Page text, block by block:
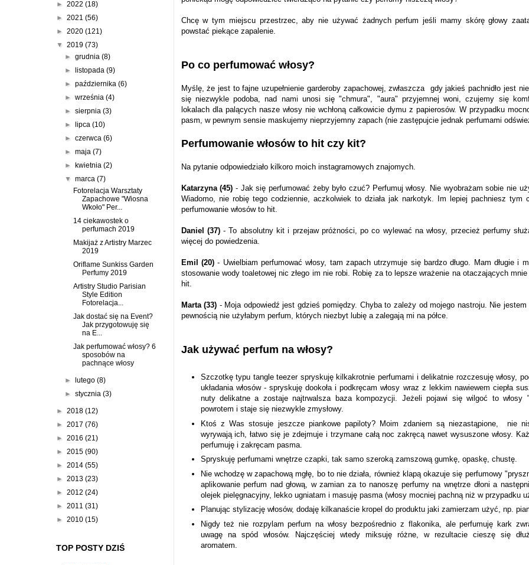
Chcę w tym miejscu przestrzec, aby nie używać żadnych perfum jeśli mamy skórę głowy
powstać piekące zapalenie.
Po co perfumować włosy?
Myślę, że jest to fajne uzupełnienie garderoby zapachowej, zwłaszcza
gdy jakieś pachnidło jest
się niezwykle podoba, nad nami unosi się "chmura", "aura" przyjemnej woni, czujemy się
lokalach dla palących nasze włosy nie wchłoną całkowicie dymu z papierosów. W przypadku
pasm, w pewnym sensie maskujemy nieprzyjemny zapach (nie zastępujcie jednak perfumami
Perfumowanie włosów to hit czy kit?
Na pytanie odpowiedziało kilkoro moich instagramowych znajomych.
Katarzyna (45) - Jak się perfumować żeby było czuć? Perfumuj włosy. Nie wyobrażam sobie nie
Wiadomo, nie robię tego codziennie, aczkolwiek to działa jak narkotyk. Im lepiej pachniesz tym
perfumowanie włosów to hit.
Daniel (37)- To absolutny kit i przejaw próżności, po co wylewać na włosy, przecież perfumy
więcej do powiedzenia.
Emil (20)- Uwielbiam perfumować włosy, tam zapach utrzymuje się bardzo długo. Mam długie i
stosowanie wody toaletowej nic złego im nie robi. Robię za to lepsze wrażenie na otaczających
hit.
Marta (33) - Moja odpowiedź jest gdzieś pomiędzy. Chyba to zależy od mojego nastroju. Nie
pewnością nie użyłabym perfum, których niezbyt lubię a zalegają mi na półce.
Jak używać perfum na włosy?
Szczotkę typu tangle teezer spryskuję kilkakrotnie perfumami i delikatnie rozczesuję włosy,
układania włosów - spryskuję dookoła i podkręcam włosy wraz z lekkim nawiewem ciepła
nuty delikatne a zostaje najtrwalsza baza kompozycji. Jeżeli pojawi się wilgoć to włosy
powrotem i staje się niezwykle zmysłowy.
Ktoś z Was stosuje jeszcze piankowe papiloty? Moim zdaniem są niezastąpione, nie
wyrywają ich, łatwo się je zdejmuje i trzymane całą noc zakręcą nawet wysuszone włosy.
perfumuję i zakręcam pasma.
Spryskuję perfumami wnętrze czapki, tak samo szeroką zamszową gumkę, opaskę, chustę.
Nie wchodzę w zapachową mgłę, bo to nie działa, również klapą okazuje się perfumowy
aplikowanie perfum nad głową, w zamian za to nanoszę perfumy na wnętrze dłoni a
olejek pielęgnacyjny, lekko ugniatam i masuję pasma (włosy mocniej pachną niż w przypadku
Planując stylizację włosów, dodaję kilkanaście kropel do produktu jaki zamierzam użyć, np.
Nigdy też nie rozpylam perfum na włosy bezpośrednio z flakonika, ale perfumuję kark
uwagę na spód włosów. Najczęściej wtedy miksuję różne, w rezultacie cieszę się
aromatem.
► 2022 (18)
► 2021 (56)
► 2020 (121)
▼ 2019 (73)
► grudnia (8)
► listopada (9)
► października (6)
► września (4)
► sierpnia (3)
► lipca (10)
► czerwca (6)
► maja (7)
► kwietnia (2)
▼ marca (7)
Fotorelacja Warsztaty
Zapachowe "Wiosna
Wkoło" Per...
14 ciekawostek o
perfumach 2019
Makijaż z Artistry Marzec
2019
Oriflame Sunkiss Garden
Perfumy 2019
Artistry Studio Parisian
Style Edition
Fotorelacja...
Jak dostać się na Event?
Jak przygotowuję się
na E...
Jak perfumować włosy? 6
sposobów na
pachnące włosy
► lutego (8)
► stycznia (3)
► 2018 (12)
► 2017 (76)
► 2016 (21)
► 2015 (90)
► 2014 (55)
► 2013 (23)
► 2012 (24)
► 2011 (31)
► 2010 (15)
TOP POSTY DZIŚ